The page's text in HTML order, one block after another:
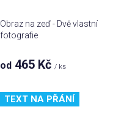
Obraz na zeď - Dvě vlastní
fotografie
od 465 Kč / ks
TEXT NA PŘÁNÍ